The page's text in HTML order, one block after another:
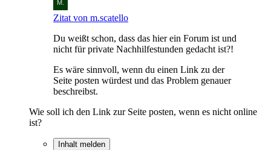
Zitat von m.scatello
Du weißt schon, dass das hier ein Forum ist und
nicht für private Nachhilfestunden gedacht ist?!
Es wäre sinnvoll, wenn du einen Link zu der
Seite posten würdest und das Problem genauer
beschreibst.
Wie soll ich den Link zur Seite posten, wenn es nicht online
ist?
Inhalt melden